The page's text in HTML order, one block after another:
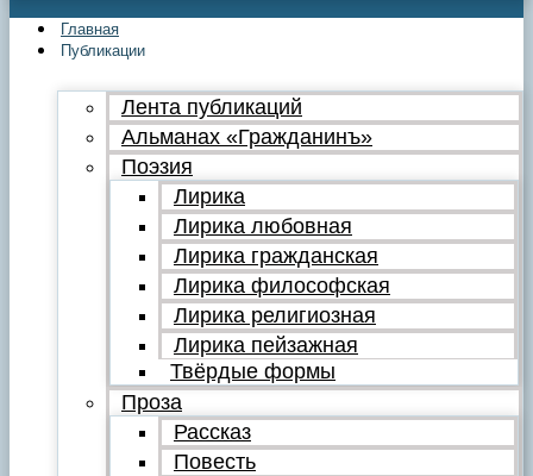
Главная
Публикации
Лента публикаций
Альманах «Гражданинъ»
Поэзия
Лирика
Лирика любовная
Лирика гражданская
Лирика философская
Лирика религиозная
Лирика пейзажная
Твёрдые формы
Проза
Рассказ
Повесть